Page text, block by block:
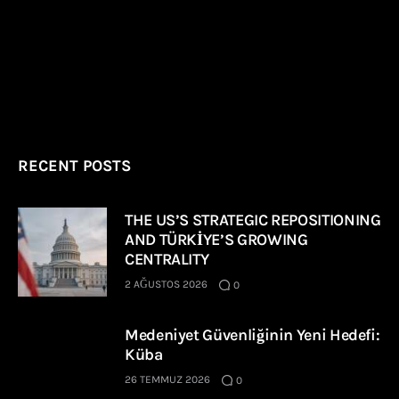
RECENT POSTS
THE US’S STRATEGIC REPOSITIONING
AND TÜRKİYE’S GROWING
CENTRALITY
2 AĞUSTOS 2026 0
Medeniyet Güvenliğinin Yeni Hedefi:
Küba
26 TEMMUZ 2026 0